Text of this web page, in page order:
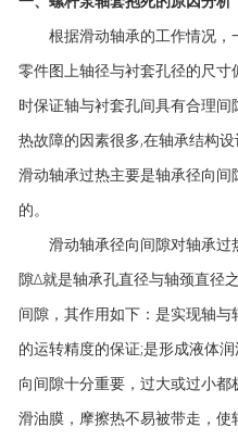
根据滑动轴承的工作情况，
零件图上轴径与衬套孔径的尺
时保证轴与衬套孔间具有合理
热故障的因素很多,在轴承结构
滑动轴承过热主要是轴承径向
的。
滑动轴承径向间隙对轴承过
隙Δ就是轴承孔直径与轴颈直径
间隙，其作用如下：是实现轴
的运转精度的保证;是形成液体
向间隙十分重要，过大或过小
滑油膜，摩擦热不易被带走，使